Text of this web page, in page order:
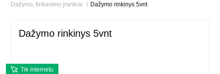
Dažymo, tinkavimo įrankiai
Dažymo rinkinys 5vnt
Dažymo rinkinys 5vnt
Tik internetu